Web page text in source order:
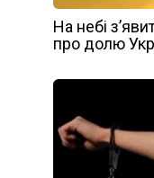
На небі
про долю